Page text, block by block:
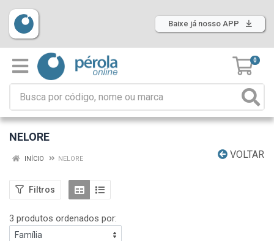
Baixe já nosso APP
0
NELORE
VOLTAR
INÍCIO NELORE
Filtros
3 produtos ordenados por: